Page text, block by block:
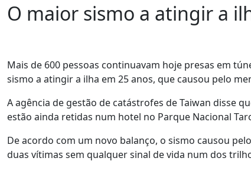
O maior sismo a atingir a
Mais de 600 pessoas continuavam hoje presas em
sismo a atingir a ilha em 25 anos, que causou pelo
A agência de gestão de catástrofes de Taiwan disse
estão ainda retidas num hotel no Parque Nacional
De acordo com um novo balanço, o sismo causou
duas vítimas sem qualquer sinal de vida num dos